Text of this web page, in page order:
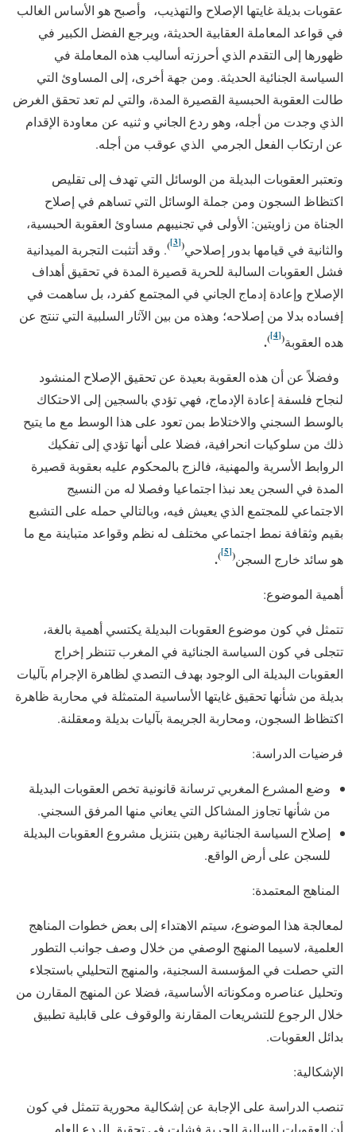
عقوبات بديلة غايتها الإصلاح والتهذيب، وأصبح هو الأساس الغالب
في قواعد المعاملة العقابية الحديثة، ويرجع الفضل الكبير في
ظهورها إلى التقدم الذي أحرزته أساليب هذه المعاملة في
السياسة الجنائية الحديثة. ومن جهة أخرى، إلى المساوئ التي
طالت العقوبة الحبسية القصيرة المدة، والتي لم تعد تحقق الغرض
الذي وجدت من أجله، وهو ردع الجاني و ثنيه عن معاودة الإقدام
عن ارتكاب الفعل الجرمي الذي عوقب من أجله.
وتعتبر العقوبات البديلة من الوسائل التي تهدف إلى تقليص
اكتظاظ السجون ومن جملة الوسائل التي تساهم في إصلاح
الجناة من زاويتين: الأولى في تجنيبهم مساوئ العقوبة الحبسية،
والثانية في قيامها بدور إصلاحي(
[3]
). وقد أتثبت التجربة الميدانية
فشل العقوبات السالبة للحرية قصيرة المدة في تحقيق أهداف
الإصلاح وإعادة إدماج الجاني في المجتمع كفرد، بل ساهمت في
إفساده بدلا من إصلاحه؛ وهذه من بين الآثار السلبية التي تنتج عن
هده العقوبة(
[4]
)
.
وفضلاً عن أن هذه العقوبة بعيدة عن تحقيق الإصلاح المنشود
لنجاح فلسفة إعادة الإدماج، فهي تؤدي بالسجين إلى الاحتكاك
بالوسط السجني والاختلاط بمن تعود على هذا الوسط مع ما يتيح
ذلك من سلوكيات انحرافية، فضلا على أنها تؤدي إلى تفكيك
الروابط الأسرية والمهنية، فالزج بالمحكوم عليه بعقوبة قصيرة
المدة في السجن يعد نبذا اجتماعيا وفصلا له من النسيج
الاجتماعي للمجتمع الذي يعيش فيه، وبالتالي حمله على التشبع
بقيم وثقافة نمط اجتماعي مختلف له نظم وقواعد متباينة مع ما
هو سائد خارج السجن(
[5]
)
.
أهمية الموضوع:
تتمثل في كون موضوع العقوبات البديلة يكتسي أهمية بالغة،
تتجلى في كون السياسة الجنائية في المغرب تتنظر إخراج
العقوبات البديلة الى الوجود بهدف التصدي لظاهرة الإجرام بآليات
بديلة من شأنها تحقيق غايتها الأساسية المتمثلة في محاربة ظاهرة
اكتظاظ السجون، ومحاربة الجريمة بآليات بديلة ومعقلنة.
فرضيات الدراسة:
وضع المشرع المغربي ترسانة قانونية تخص العقوبات البديلة
من شأنها تجاوز المشاكل التي يعاني منها المرفق السجني.
إصلاح السياسة الجنائية رهين بتنزيل مشروع العقوبات البديلة
للسجن على أرض الواقع.
المناهج المعتمدة:
لمعالجة هذا الموضوع، سيتم الاهتداء إلى بعض خطوات المناهج
العلمية، لاسيما المنهج الوصفي من خلال وصف جوانب التطور
التي حصلت في المؤسسة السجنية، والمنهج التحليلي باستجلاء
وتحليل عناصره ومكوناته الأساسية، فضلا عن المنهج المقارن من
خلال الرجوع للتشريعات المقارنة والوقوف على قابلية تطبيق
بدائل العقوبات.
الإشكالية:
تنصب الدراسة على الإجابة عن إشكالية محورية تتمثل في كون
أن العقوبات السالبة للحرية فشلت في تحقيق الردع العام